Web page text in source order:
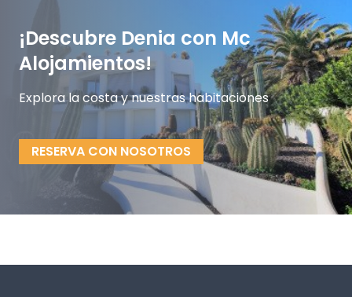
¡Descubre Denia con Mc
Alojamientos!
Explora la costa y nuestras habitaciones
RESERVA CON NOSOTROS